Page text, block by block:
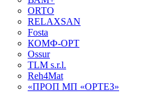
ORTO
RELAXSAN
Fosta
КОМФ-ОРТ
Ossur
TLM s.r.l.
Reh4Mat
«ПРОП МП «ОРТЕЗ»